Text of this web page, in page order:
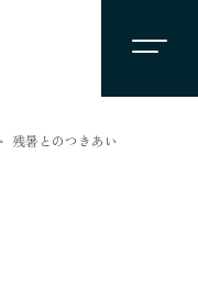
残暑とのつきあい